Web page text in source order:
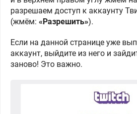
разрешаем доступ к аккаунту
(жмём: «Разрешить»).
Если на данной странице уже
аккаунт, выйдите из него и
заново! Это важно.